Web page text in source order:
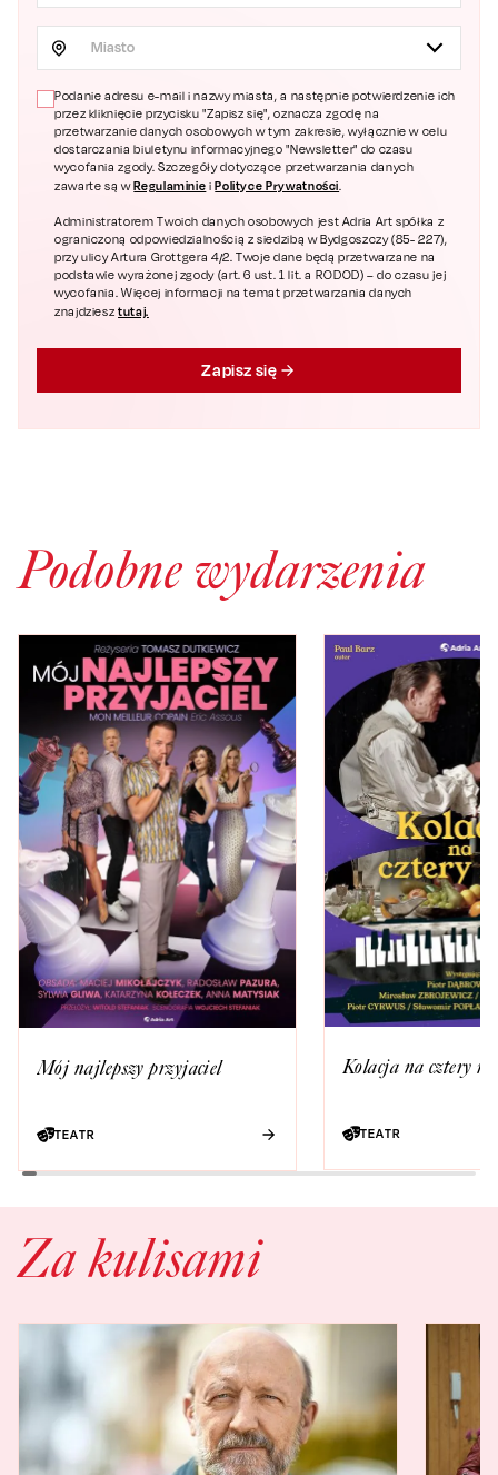
Miasto
Podanie adresu e-mail i nazwy miasta, a następnie potwierdzenie ich
przez kliknięcie przycisku "Zapisz się", oznacza zgodę na
przetwarzanie danych osobowych w tym zakresie, wyłącznie w celu
dostarczania biuletynu informacyjnego "Newsletter" do czasu
wycofania zgody. Szczegóły dotyczące przetwarzania danych
zawarte są wRegulaminie iPolityce Prywatności.
Administratorem Twoich danych osobowych jest Adria Art spółka z
ograniczoną odpowiedzialnością z siedzibą w Bydgoszczy (85- 227),
przy ulicy Artura Grottgera 4/2. Twoje dane będą przetwarzane na
podstawie wyrażonej zgody (art. 6 ust. 1 lit. a RODOD) – do czasu jej
wycofania. Więcej informacji na temat przetwarzania danych
znajdziesztutaj.
Zapisz się
Podobne wydarzenia
Mój najlepszy przyjaciel
TEATR
Kolacja na cztery
TEATR
Za kulisami